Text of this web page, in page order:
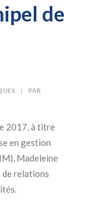
de
|
PAR
2017, à titre
en gestion
Madeleine
de relations